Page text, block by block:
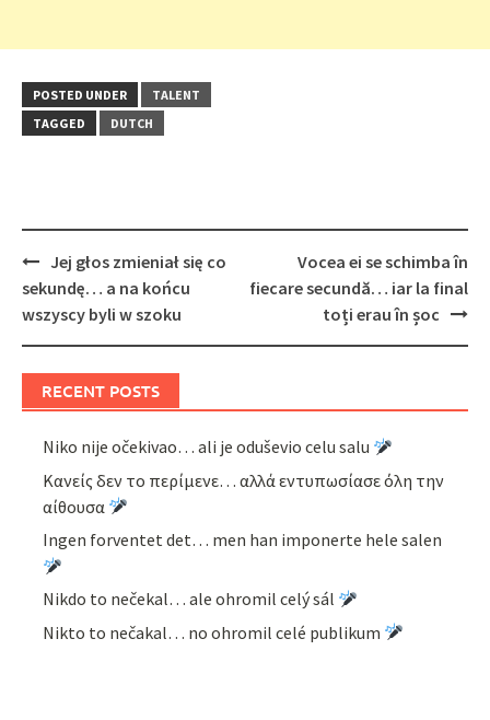
POSTED UNDER
TALENT
TAGGED
DUTCH
Post
navigation
Jej głos zmieniał się co
sekundę… a na końcu
wszyscy byli w szoku
Vocea ei se schimba în
fiecare secundă… iar la final
toți erau în șoc
RECENT POSTS
Niko nije očekivao… ali je oduševio celu salu
Κανείς δεν το περίμενε… αλλά εντυπωσίασε όλη την
αίθουσα
Ingen forventet det… men han imponerte hele salen
Nikdo to nečekal… ale ohromil celý sál
Nikto to nečakal… no ohromil celé publikum